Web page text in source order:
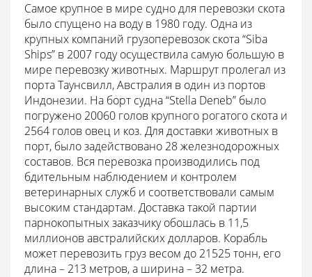
Самое крупное в мире судно для перевозки скота
было спущено на воду в 1980 году. Одна из
крупных компаний грузоперевозок скота “Siba
Ships” в 2007 году осуществила самую большую в
мире перевозку животных. Маршрут пролегал из
порта Таунсвилл, Австралия в один из портов
Индонезии. На борт судна “Stella Deneb” было
погружено 20060 голов крупного рогатого скота и
2564 голов овец и коз. Для доставки животных в
порт, было задействовано 28 железнодорожных
составов. Вся перевозка производились под
бдительным наблюдением и контролем
ветеринарных служб и соответствовали самым
высоким стандартам. Доставка такой партии
парнокопытных заказчику обошлась в 11,5
миллионов австралийских долларов. Корабль
может перевозить груз весом до 21525 тонн, его
длина – 213 метров, а ширина – 32 метра.